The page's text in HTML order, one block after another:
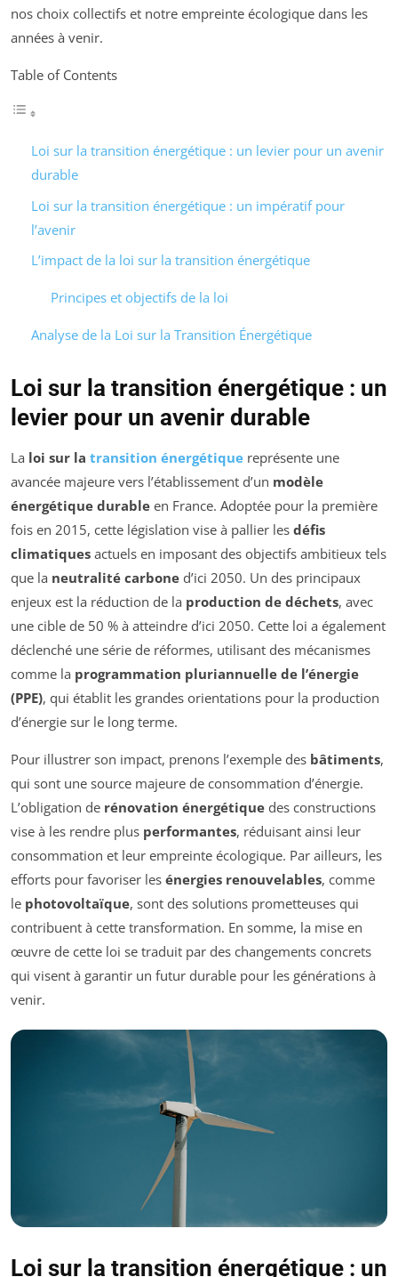
nos choix collectifs et notre empreinte écologique dans les
années à venir.
Table of Contents
Loi sur la transition énergétique : un levier pour un avenir
durable
Loi sur la transition énergétique : un impératif pour
l’avenir
L’impact de la loi sur la transition énergétique
Principes et objectifs de la loi
Analyse de la Loi sur la Transition Énergétique
Loi sur la transition énergétique : un
levier pour un avenir durable
La loi sur la transition énergétique représente une
avancée majeure vers l’établissement d’un modèle
énergétique durable en France. Adoptée pour la première
fois en 2015, cette législation vise à pallier les défis
climatiques actuels en imposant des objectifs ambitieux tels
que la neutralité carbone d’ici 2050. Un des principaux
enjeux est la réduction de la production de déchets, avec
une cible de 50 % à atteindre d’ici 2050. Cette loi a également
déclenché une série de réformes, utilisant des mécanismes
comme la programmation pluriannuelle de l’énergie
(PPE), qui établit les grandes orientations pour la production
d’énergie sur le long terme.
Pour illustrer son impact, prenons l’exemple des bâtiments,
qui sont une source majeure de consommation d’énergie.
L’obligation de rénovation énergétique des constructions
vise à les rendre plus performantes, réduisant ainsi leur
consommation et leur empreinte écologique. Par ailleurs, les
efforts pour favoriser les énergies renouvelables, comme
le photovoltaïque, sont des solutions prometteuses qui
contribuent à cette transformation. En somme, la mise en
œuvre de cette loi se traduit par des changements concrets
qui visent à garantir un futur durable pour les générations à
venir.
Loi sur la transition énergétique : un